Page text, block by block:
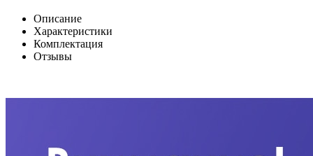
Описание
Характеристики
Комплектация
Отзывы